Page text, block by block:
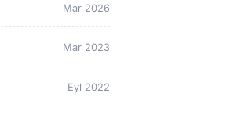
Mar 2026
Mar 2023
Eyl 2022